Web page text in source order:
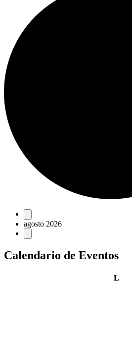
Eventos
agosto 2026
Calendario de Eventos
Llunes